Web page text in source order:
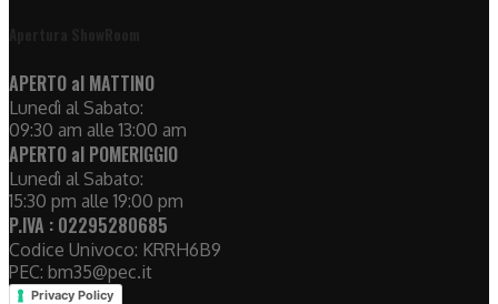
APERTO al MATTINO
Lunedì al Sabato:
09:30 am alle 13:00 am
APERTO al POMERIGGIO
Lunedì al Sabato:
15:30 pm alle 19:00 pm
P.IVA : 02295280685
Codice Univoco: KRRH6B9
PEC: bm35@pec.it
Privacy Policy